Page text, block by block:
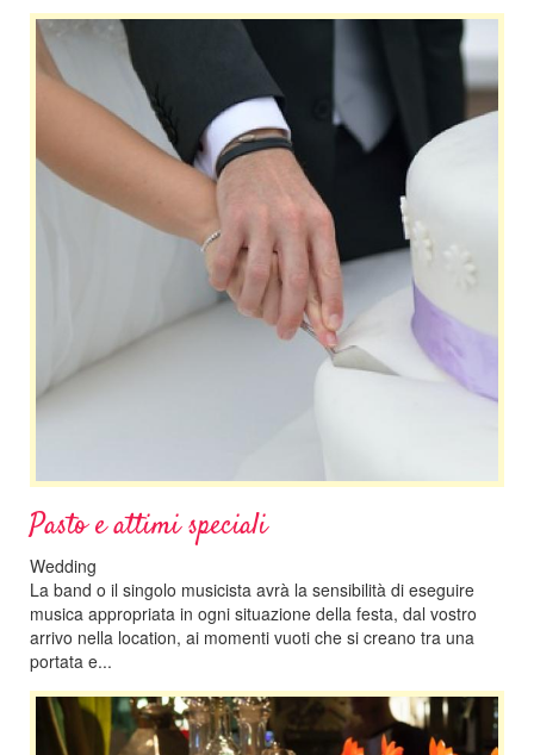
Pasto e attimi speciali
Wedding
La band o il singolo musicista avrà la sensibilità di eseguire
musica appropriata in ogni situazione della festa, dal vostro
arrivo nella location, ai momenti vuoti che si creano tra una
portata e...